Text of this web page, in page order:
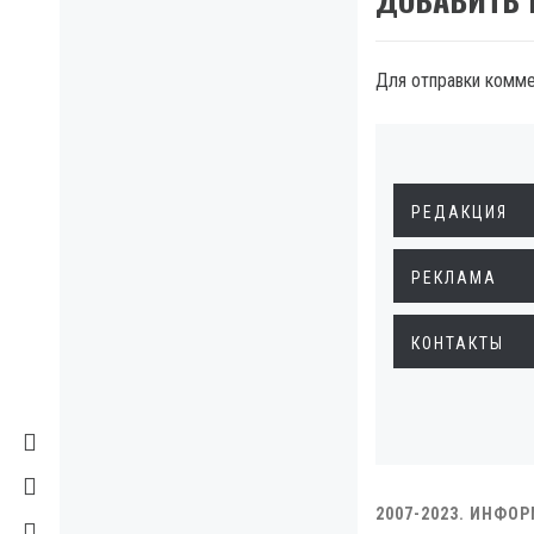
Для отправки
РЕДАКЦИЯ
РЕКЛАМА
КОНТАКТЫ
2007-2023.